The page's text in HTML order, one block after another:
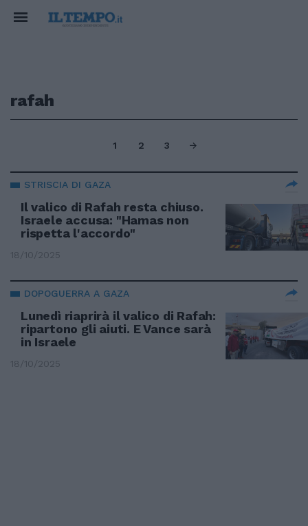
rafah
1 2 3
STRISCIA DI GAZA
Il valico di Rafah resta chiuso.
Israele accusa: "Hamas non
rispetta l'accordo"
18/10/2025
DOPOGUERRA A GAZA
Lunedì riaprirà il valico di Rafah:
ripartono gli aiuti. E Vance sarà
in Israele
18/10/2025